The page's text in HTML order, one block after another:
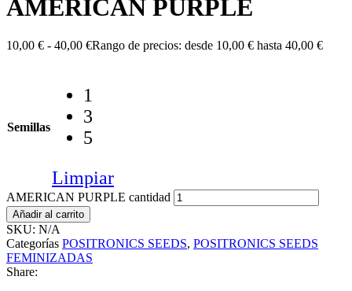
AMERICAN PURPLE
10,00 € - 40,00 €Rango de precios: desde 10,00 € hasta 40,00 €
Semillas
1
3
5
Limpiar
AMERICAN PURPLE cantidad
Añadir al carrito
SKU: N/A
Categorías POSITRONICS SEEDS, POSITRONICS SEEDS
FEMINIZADAS
Share: